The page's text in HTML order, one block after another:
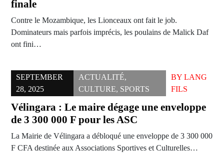
finale
Contre le Mozambique, les Lionceaux ont fait le job.
Dominateurs mais parfois imprécis, les poulains de Malick Daf
ont fini…
SEPTEMBER
28, 2025
ACTUALITÉ,
CULTURE, SPORTS
BY LANG
FILS
Vélingara : Le maire dégage une enveloppe
de 3 300 000 F pour les ASC
La Mairie de Vélingara a débloqué une enveloppe de 3 300 000
F CFA destinée aux Associations Sportives et Culturelles…